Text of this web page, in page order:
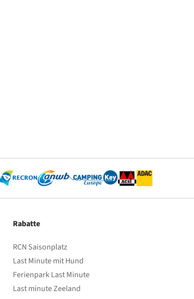
Rabatte
RCN Saisonplatz
Last Minute mit Hund
Ferienpark Last Minute
Last minute Zeeland